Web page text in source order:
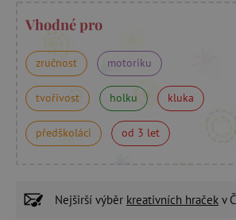
Vhodné pro
zručnost motoriku
tvořivost holku kluka
předškoláci od 3 let
Nejširší výběr kreativních hraček v